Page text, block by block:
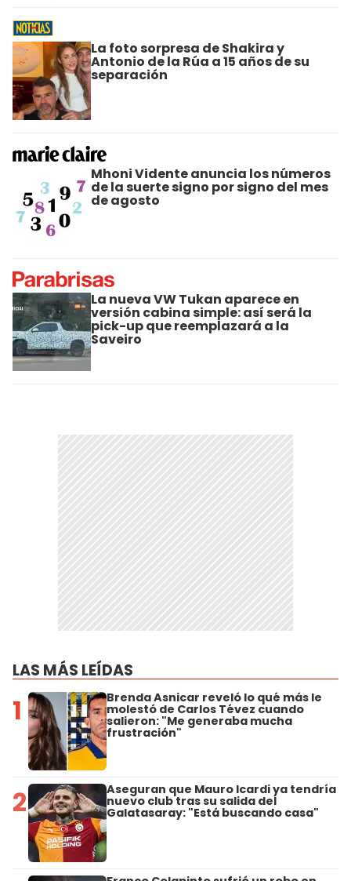
La foto sorpresa de Shakira y
Antonio de la Rúa a 15 años de su
separación
Mhoni Vidente anuncia los números
de la suerte signo por signo del mes
de agosto
La nueva VW Tukan aparece en
versión cabina simple: así será la
pick-up que reemplazará a la
Saveiro
LAS MÁS LEÍDAS
1 Brenda Asnicar reveló lo qué más le
molestó de Carlos Tévez cuando
salieron: "Me generaba mucha
frustración"
2 Aseguran que Mauro Icardi ya tendría
nuevo club tras su salida del
Galatasaray: "Está buscando casa"